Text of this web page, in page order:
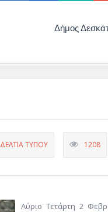
Δήμος
ΔΕΛΤΊΑ ΤΎΠΟΥ 1208
Αύριο Τετάρτη 2